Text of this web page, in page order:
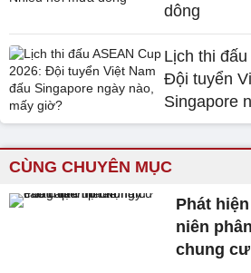
dông
Lịch thi
Đội tuyển
Singapore
CÙNG CHUYÊN MỤC
Phát
niên
chung